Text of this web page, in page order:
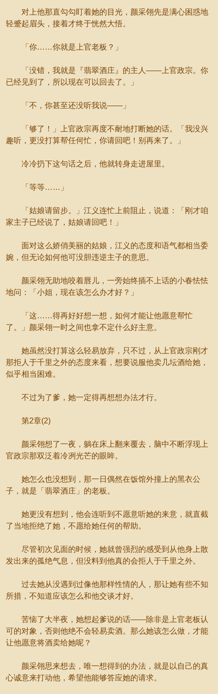
对上他那直勾勾盯着她的目光，颜采翎先是满心困惑地
轻蹙起眉头，接着才终于恍然大悟。
「你……你就是上官老板？」
「没错，我就是『翡翠酒庄』的主人——上官政宗。你
已经见到了，所以现在可以回去了。」
「不，你甚至还没听我说——」
「够了！」上官政宗再度不耐地打断她的话。「我没兴
趣听，更没打算帮任何忙，你请回吧！别再来了。」
冷冷扔下这句话之后，他就转身走进屋里。
「等等……」
「姑娘请留步。」江义连忙上前阻止，说道：「刚才咱
家主子已经说了，姑娘请回吧！」
面对这么娇俏美丽的姑娘，江义的态度和语气都相当委
婉，但无论如何他可没胆违逆主子的意思。
颜采翎无助地咬着唇儿，一旁始终插不上话的小春怯怯
地问：「小姐，现在该怎么办才好？」
「这……得再好好想一想，如何才能让他愿意帮忙
了。」颜采翎一时之间也拿不定什么好主意。
她虽然没打算这么轻易放弃，只不过，从上官政宗刚才
那拒人于千里之外的态度来看，想要说服他卖几坛酒给她，
似乎相当困难。
不过为了爹，她一定得再想想办法才行。
第2章(2)
颜采翎想了一夜，躺在床上翻来覆去，脑中不断浮现上
官政宗那双泛着冷冽光芒的眼眸。
她怎么也没想到，那一日偶然在饭馆外撞上的黑衣公
子，就是「翡翠酒庄」的老板。
她更没有想到，他会连听到不愿意听她的来意，就直截
了当地拒绝了她，不愿给她任何的帮助。
尽管初次见面的时候，她就曾强烈的感受到从他身上散
发出来的孤绝气息，但没料到他真的会拒人于千里之外。
过去她从没遇到过像他那样性情的人，那让她有些不知
所措，不知道应该怎么和他交谈才好。
苦恼了大半夜，她想起爹说的话——除非是上官老板认
可的对象，否则他绝不会轻易卖酒。那么她该怎么做，才能
让他愿意将酒卖给她呢？
颜采翎思来想去，唯一想得到的办法，就是以自己的真
心诚意来打动他，希望他能够答应她的请求。